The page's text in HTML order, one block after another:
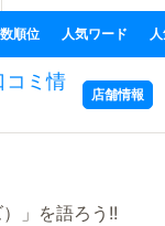
順位 人気ワード
コミ情
店舗情報
」を語ろう!!